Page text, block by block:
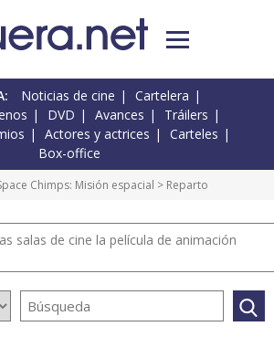
Noticias de cine
Cartelera
DVD Avances
Tráilers
Actores y actrices
Carteles
Box-office
Chimps: Misión espacial > Reparto
salas de cine la película de animación